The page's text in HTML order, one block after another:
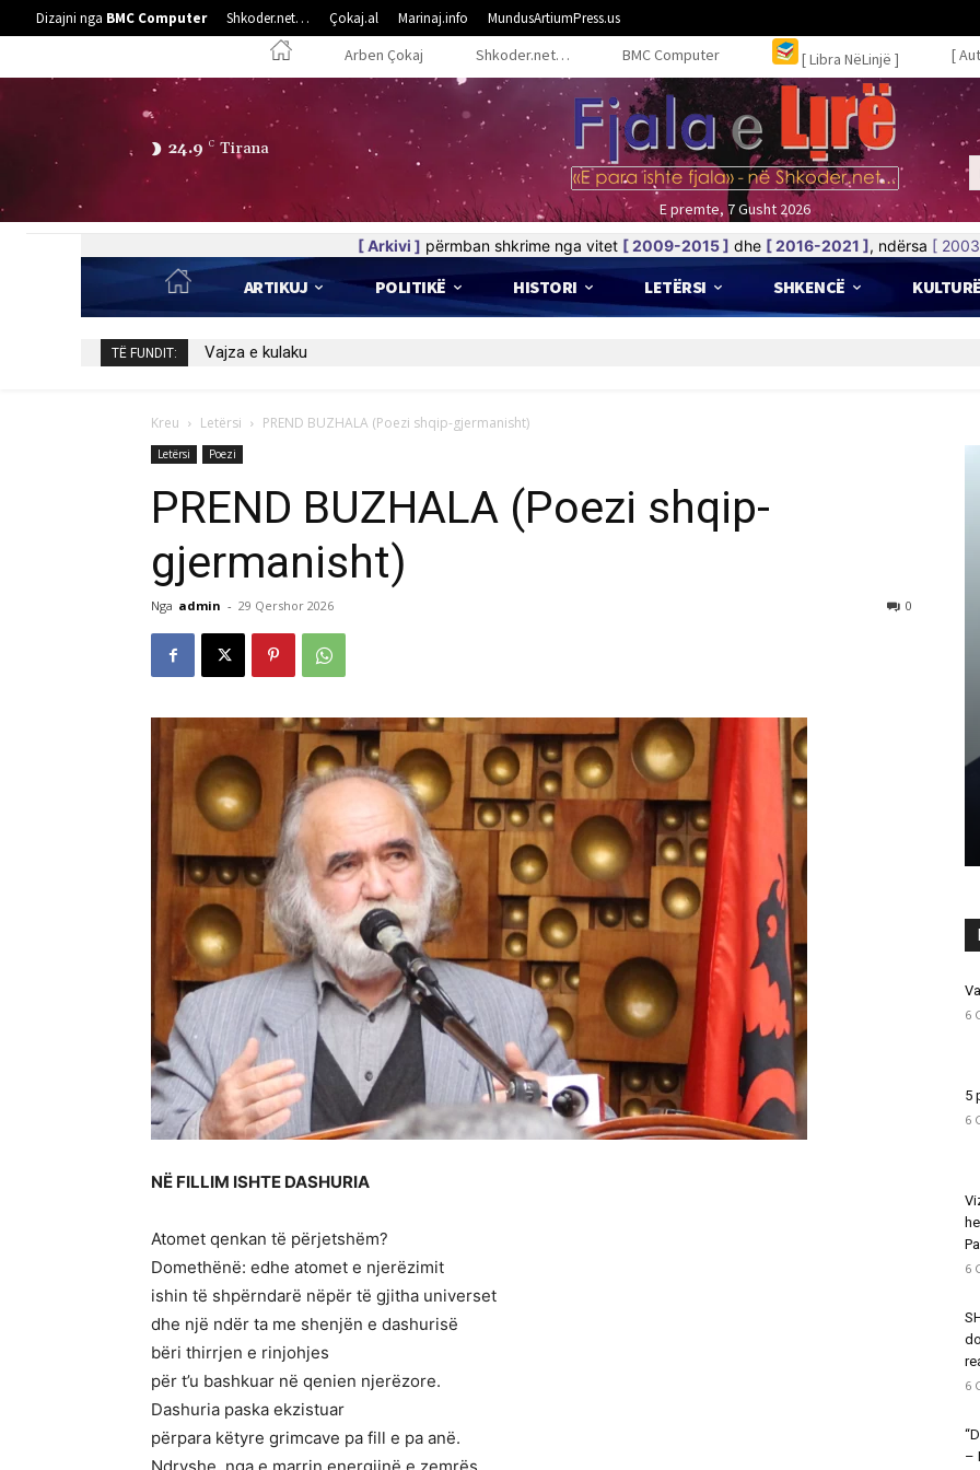
Dizajni nga BMC Computer Shkoder.net… Çokaj.al Marinaj.info MundusArtiumPress.us
Arben Çokaj Shkoder.net… BMC Computer [ Libra NëLinjë ] [
24.9 C Tirana
E premte, 7 Gusht 2026
[ Arkivi ] përmban shkrime nga vitet [ 2009-2015 ] dhe [ 2016-2021 ], ndërsa [
ARTIKUJ POLITIKË HISTORI LETËRSI SHKENCË KULTURË
TË FUNDIT: 5 poezi nga Elife Luzha
Kreu Letërsi PREND BUZHALA (Poezi shqip-gjermanisht)
Letërsi Poezi
PREND BUZHALA (Poezi shqip-
gjermanisht)
Nga admin - 29 Qershor 2026 0
NË FILLIM ISHTE DASHURIA
Atomet qenkan të përjetshëm?
Domethënë: edhe atomet e njerëzimit
ishin të shpërndarë nëpër të gjitha universet
dhe një ndër ta me shenjën e dashurisë
bëri thirrjen e rinjohjes
për t’u bashkuar në qenien njerëzore.
Dashuria paska ekzistuar
përpara këtyre grimcave pa fill e pa anë.
6
5
6
6
6
–